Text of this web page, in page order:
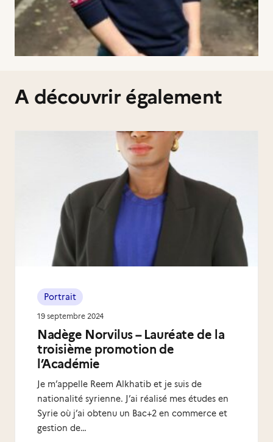
A découvrir également
Nadège Norvilus – Lauréate de la
troisième promotion de
l’Académie
Portrait
Je m’appelle Reem Alkhatib et je suis de
nationalité syrienne. J’ai réalisé mes études en
Syrie où j’ai obtenu un Bac+2 en commerce et
gestion de…
19 septembre 2024